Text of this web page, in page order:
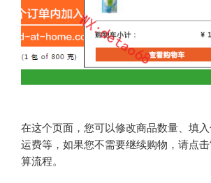
在这个页面，您可以修改商品数量、填
运费等，如果您不需要继续购物，请点击
算流程。